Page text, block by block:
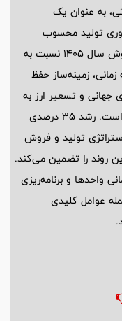
به عنوان یک
تولید محسوب
می‌شود. با وجود رشد 110 درصدی برآورد فروش سال 1405 نسبت به
زمانی، زمینه‌ساز حفظ
جهانی و تسعیر ارز به
عنوان محرک اصلی رشد درآمدی عمل کرده است. رشد 35 درصدی
تولید و فروش
روند را تضمین می‌کند.
واحدها و برنامه‌ریزی
عوامل کلیدی